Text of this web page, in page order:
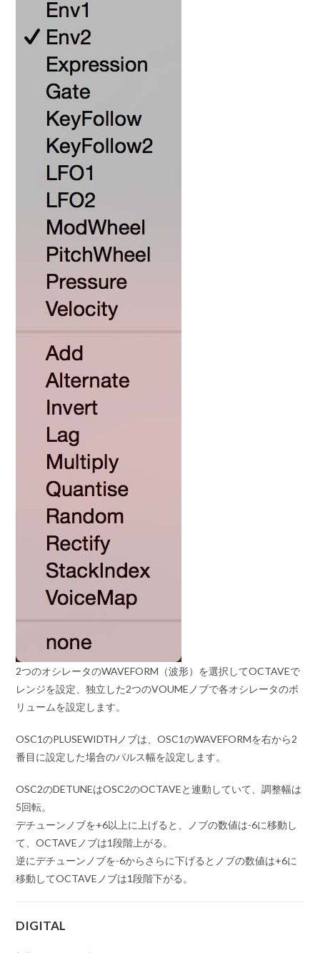
2つのオシレータのWAVEFORM（波形）を選択してOCTAVEで
レンジを設定、独立した2つのVOUMEノブで各オシレータのボ
リュームを設定します。
OSC1のPLUSEWIDTHノブは、OSC1のWAVEFORMを右から2
番目に設定した場合のパルス幅を設定します。
OSC2のDETUNEはOSC2のOCTAVEと連動していて、調整幅は
5回転。
デチューンノブを+6以上に上げると、ノブの数値は-6に移動し
て、OCTAVEノブは1段階上がる。
逆にデチューンノブを-6からさらに下げるとノブの数値は+6に
移動してOCTAVEノブは1段階下がる。
DIGITAL